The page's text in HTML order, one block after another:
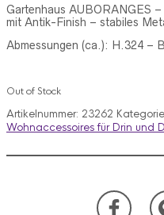
Gartenhaus AUBORANGES
mit Antik-Finish – stabiles
Abmessungen (ca.): H.324 –
Out of Stock
Artikelnummer: 23262
Wohnaccessoires für Drin und